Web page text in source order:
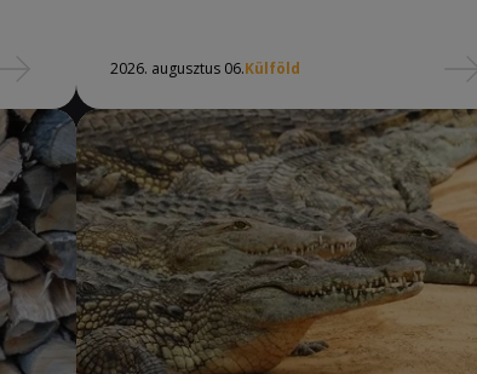
2026. augusztus 06.Külföld